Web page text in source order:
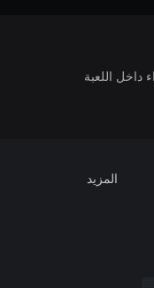
داخل اللعبة
المزيد